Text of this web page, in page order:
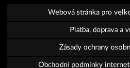
Webová stránka pro
Platba, doprava a
Zásady ochrany
Obchodní podmínky